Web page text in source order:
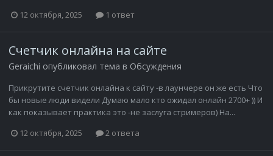
12 октября, 2025
1 ответ
Счетчик онлайна на сайте
Geraichi опубликовал тема в Обсуждения
Прикрутите счетчик онлайна к сайту -в лаунчере он же есть Что
бы новые люди видели Думаю мало кто ожидал онлайн 2700+ )) И
как показывает практика это -не заслуга стримеров) На...
12 октября, 2025
2 ответа